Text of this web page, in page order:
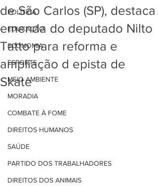
POLÍTICA
EDUCAÇÃO
ECONOMIA
ESPORTE
MEIO AMBIENTE
MORADIA
COMBATE À FOME
DIREITOS HUMANOS
SAÚDE
PARTIDO DOS TRABALHADORES
DIREITOS DOS ANIMAIS
de São Carlos (SP), destaca
emenda do deputado Nilto
Tatto para reforma e
ampliação d epista de
Skate